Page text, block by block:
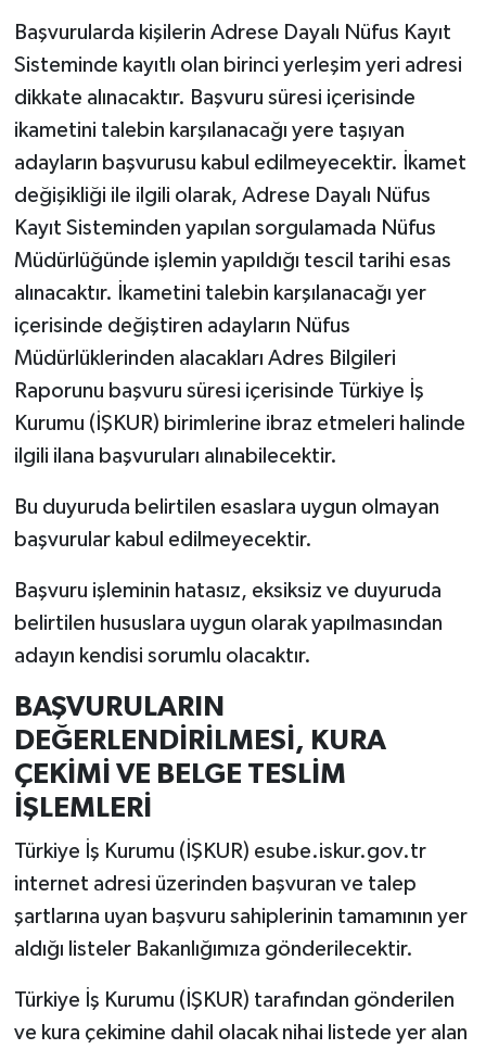
Başvurularda kişilerin Adrese Dayalı Nüfus Kayıt
Sisteminde kayıtlı olan birinci yerleşim yeri adresi
dikkate alınacaktır. Başvuru süresi içerisinde
ikametini talebin karşılanacağı yere taşıyan
adayların başvurusu kabul edilmeyecektir. İkamet
değişikliği ile ilgili olarak, Adrese Dayalı Nüfus
Kayıt Sisteminden yapılan sorgulamada Nüfus
Müdürlüğünde işlemin yapıldığı tescil tarihi esas
alınacaktır. İkametini talebin karşılanacağı yer
içerisinde değiştiren adayların Nüfus
Müdürlüklerinden alacakları Adres Bilgileri
Raporunu başvuru süresi içerisinde Türkiye İş
Kurumu (İŞKUR) birimlerine ibraz etmeleri halinde
ilgili ilana başvuruları alınabilecektir.
Bu duyuruda belirtilen esaslara uygun olmayan
başvurular kabul edilmeyecektir.
Başvuru işleminin hatasız, eksiksiz ve duyuruda
belirtilen hususlara uygun olarak yapılmasından
adayın kendisi sorumlu olacaktır.
BAŞVURULARIN
DEĞERLENDİRİLMESİ, KURA
ÇEKİMİ VE BELGE TESLİM
İŞLEMLERİ
Türkiye İş Kurumu (İŞKUR) esube.iskur.gov.tr
internet adresi üzerinden başvuran ve talep
şartlarına uyan başvuru sahiplerinin tamamının yer
aldığı listeler Bakanlığımıza gönderilecektir.
Türkiye İş Kurumu (İŞKUR) tarafından gönderilen
ve kura çekimine dahil olacak nihai listede yer alan